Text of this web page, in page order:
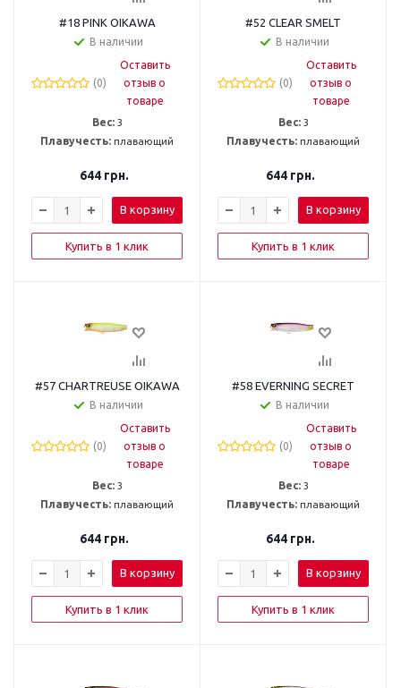
#18 PINK OIKAWA
В наличии
(0)
Оставить
отзыв о
товаре
Вес: 3
Плавучесть: плавающий
644грн.
В корзину
Купить в 1 клик
#52 CLEAR SMELT
В наличии
(0)
Оставить
отзыв о
товаре
Вес: 3
Плавучесть: плавающий
644грн.
В корзину
Купить в 1 клик
#57 CHARTREUSE OIKAWA
В наличии
(0)
Оставить
отзыв о
товаре
Вес: 3
Плавучесть: плавающий
644грн.
В корзину
Купить в 1 клик
#58 EVERNING SECRET
В наличии
(0)
Оставить
отзыв о
товаре
Вес: 3
Плавучесть: плавающий
644грн.
В корзину
Купить в 1 клик